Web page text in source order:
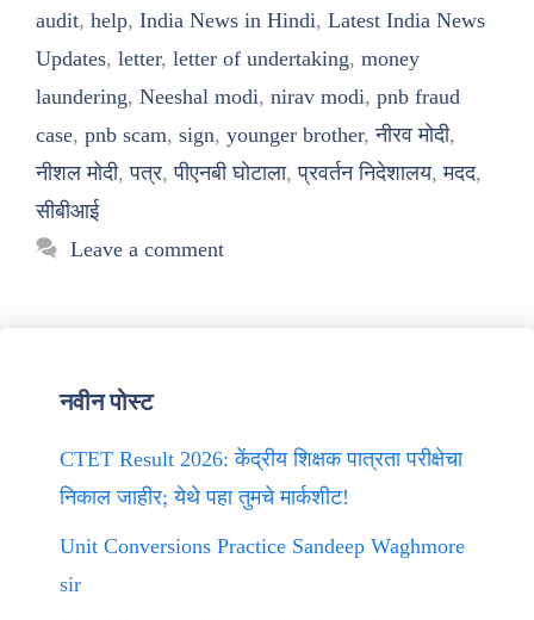
audit, help, India News in Hindi, Latest India News
Updates, letter, letter of undertaking, money
laundering, Neeshal modi, nirav modi, pnb fraud
case, pnb scam, sign, younger brother,नीरव मोदी,
नीशल मोदी,पत्र,पीएनबी घोटाला,प्रवर्तन निदेशालय,मदद,
सीबीआई
Leave a comment
नवीन पोस्ट
CTET Result 2026: केंद्रीय शिक्षक पात्रता परीक्षेचा
निकाल जाहीर; येथे पहा तुमचे मार्कशीट!
Unit Conversions Practice Sandeep Waghmore
sir